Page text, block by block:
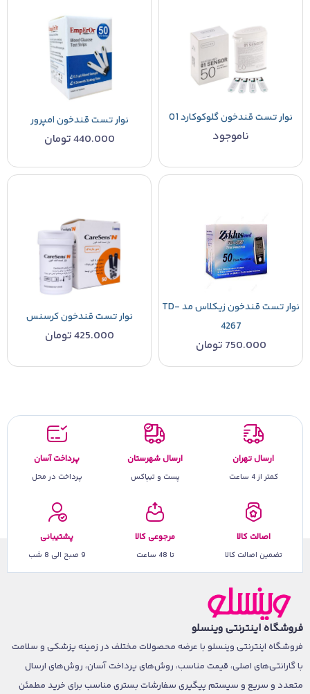
نوار تست قندخون گلوکوکارد 01
ناموجود
نوار تست قندخون امپرور
440.000تومان
نوار تست قندخون زیکلاس مد TD-
4267
750.000 تومان
نوار تست قندخون کرسنس
425.000تومان
ارسال تهران
کمتر از 4 ساعت
ارسال شهرستان
پست و تیپاکس
پرداخت آسان
پرداخت در محل
اصالت کالا
تضمین اصالت کالا
مرجوعی کالا
تا 48 ساعت
پشتیبانی
9 صبح الی 8 شب
فروشگاه اینترنتی وینسلو
فروشگاه اینترنتی وینسلو با عرضه محصولات مختلف در زمینه پزشکی و سلامت
با گارانتی‌های اصلی، قیمت مناسب، روش‌های پرداخت آسان، روش‌های ارسال
متعدد و سریع و سیستم پیگیری سفارشات بستری مناسب برای خرید مطمئن